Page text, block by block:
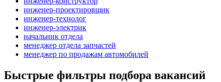
инженер-проектировщик
инженер-технолог
инженер-электрик
начальник отдела
менеджер отдела запчастей
менеджер по продажам автомобилей
Быстрые фильтры подбора вакансий